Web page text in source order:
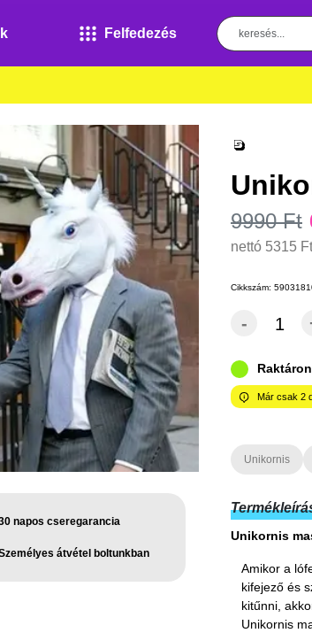
Felfedezés
napos cseregarancia
átvétel boltunkban
9990 Ft
nettó 5315 Ft
Cikkszám:
-
Raktáron
Már csak 2
Unikornis
Unikornis
Amikor a
kifejező és
kitűnni,
Unikornis